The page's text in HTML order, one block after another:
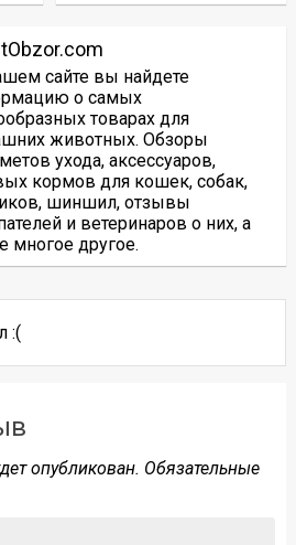
сайте вы найдете
о самых
товарах для
животных. Обзоры
ухода, аксессуаров,
кормов для кошек, собак,
шиншил, отзывы
и ветеринаров о них, а
многое другое.
:(
опубликован. Обязательные